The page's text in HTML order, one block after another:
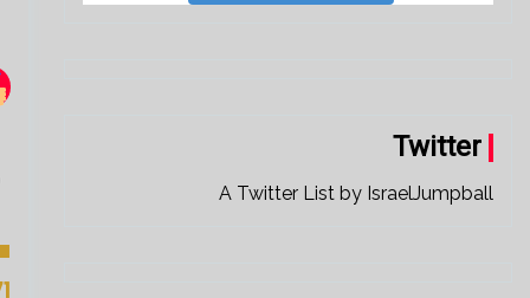
Twitter
A Twitter List by IsraelJumpball